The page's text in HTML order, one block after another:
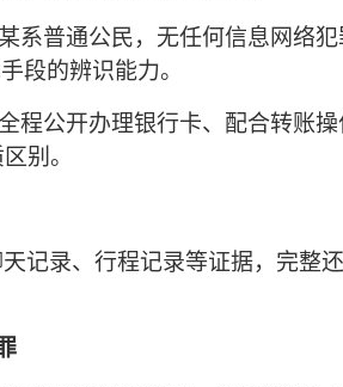
系普通公民，无任何信息网络
段的辨识能力。
程公开办理银行卡、配合转账
别。
记录、行程记录等证据，完整